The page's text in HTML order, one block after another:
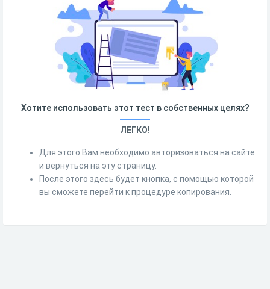
Хотите использовать этот тест в собственных целях?
ЛЕГКО!
Для этого Вам необходимо авторизоваться на сайте
и вернуться на эту страницу.
После этого здесь будет кнопка, с помощью которой
вы сможете перейти к процедуре копирования.